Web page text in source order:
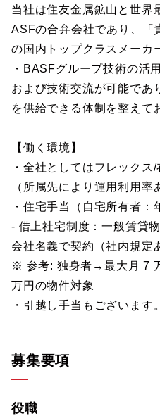
当社は住友金属鉱山と世界
ASFの合弁会社であり、「
の国内トップクラスメーカ
・BASFグループ技術の活用
および技術交流が可能であ
を供給できる体制を整えて
【働く環境】
・全社としてはフレックス
（所属先により運用利用率
・住宅手当（自宅所有者：
- 借上社宅制度：一般賃貸
会社名義で契約（社内規定
※ 参考: 独身者→最大月 7
万円の物件対象
・引越し手当もございます。
募集要項
役職